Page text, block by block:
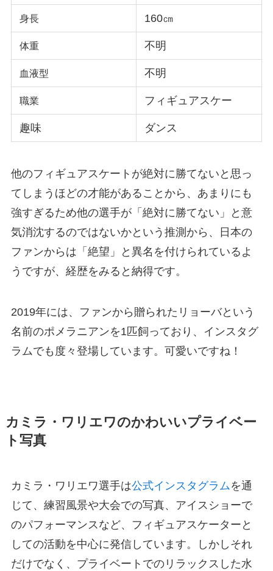
身長 160㎝
体重 不明
血液型 不明
職業 フィギュアスケー
趣味 ダンス
他のフィギュアスケートが絶対に勝てないと思っ
てしまうほどの才能があることから、あまりにも
強すぎるため他の選手が「絶対に勝てない」と意
気消沈するのではないかという推測から、日本の
ファンからは「絶望」と異名を付けられているよ
うですが、経歴をみると納得です。
2019年には、ファンから贈られたリョーバという
名前のポメラニアンを1匹飼っており、インスタグ
ラムでも度々登場しています。可愛いですね！
カミラ・ワリエワのかわいいプライベー
ト写真
カミラ・ワリエワ選手は公式インスタグラムを通
じて、練習風景や大会での写真、アイスショーで
のパフォーマンスなど、フィギュアスケーターと
しての活動を中心に発信しています。しかしそれ
だけでなく、プライベートでのリラックスした水